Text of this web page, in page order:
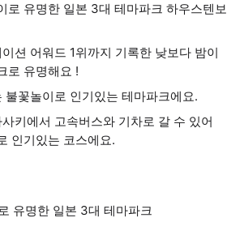
로 유명한 일본 3대 테마파크 하우스텐보
션 어워드 1위까지 기록한 낮보다 밤이
로 유명해요 !
불꽃놀이로 인기있는 테마파크에요.
키에서 고속버스와 기차로 갈 수 있어
인기있는 코스에요.
유명한 일본 3대 테마파크